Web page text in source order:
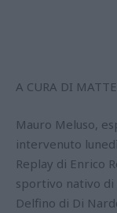
A CURA DI
Mauro Meluso,
intervenuto
Replay di Enrico
sportivo nativo di
Delfino di Di